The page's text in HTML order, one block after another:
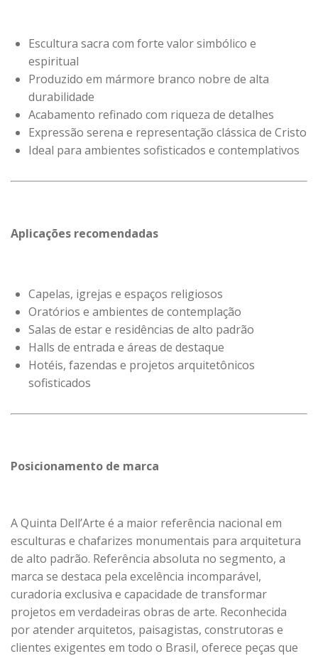
Escultura sacra com forte valor simbólico e
espiritual
Produzido em mármore branco nobre de alta
durabilidade
Acabamento refinado com riqueza de detalhes
Expressão serena e representação clássica de Cristo
Ideal para ambientes sofisticados e contemplativos
Aplicações recomendadas
Capelas, igrejas e espaços religiosos
Oratórios e ambientes de contemplação
Salas de estar e residências de alto padrão
Halls de entrada e áreas de destaque
Hotéis, fazendas e projetos arquitetônicos
sofisticados
Posicionamento de marca
A Quinta Dell’Arte é a maior referência nacional em
esculturas e chafarizes monumentais para arquitetura
de alto padrão. Referência absoluta no segmento, a
marca se destaca pela excelência incomparável,
curadoria exclusiva e capacidade de transformar
projetos em verdadeiras obras de arte. Reconhecida
por atender arquitetos, paisagistas, construtoras e
clientes exigentes em todo o Brasil, oferece peças que